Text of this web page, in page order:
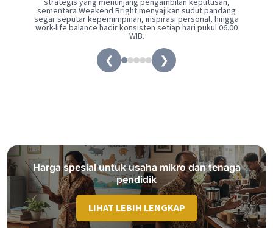
strategis yang menunjang pengambilan keputusan,
sementara Weekend Bright menyajikan sudut pandang
segar seputar kepemimpinan, inspirasi personal, hingga
work-life balance hadir konsisten setiap hari pukul 06.00
WIB.
❮ ❯
Harga spesial untuk usaha mikro dan tenaga
pendidik
LIHAT LEBIH LENGKAP